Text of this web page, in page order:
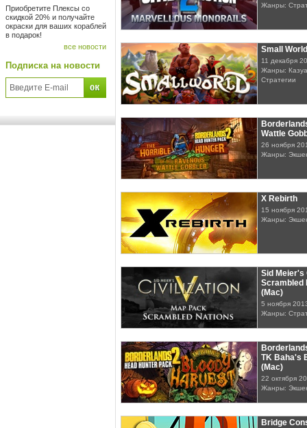
Приобретите Плексы со
скидкой 20% и получайте
окраски для ваших кораблей
в подарок!
все новости
Подписка на новости
Жанры:
Small World
11 декабря
Жанры:
Стратегии
Wattle
26 ноября
Жанры:
X Rebirth
15 ноября
Жанры:
Sid Meier's
Scrambled
(Mac)
5 ноября
Жанры:
TK Baha's
(Mac)
22 октября
Жанры:
Bridge